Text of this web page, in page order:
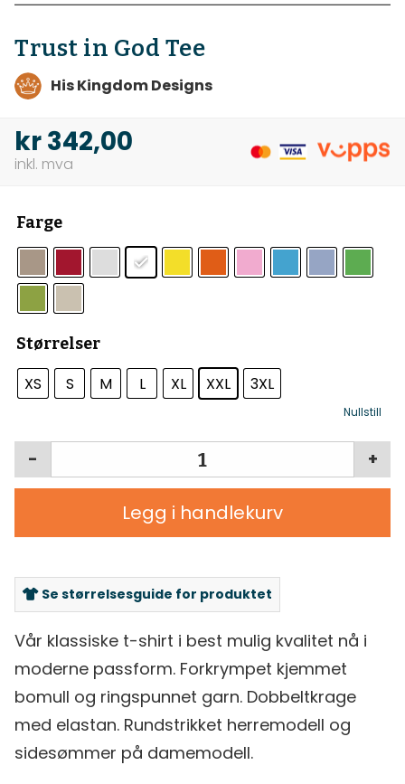
Trust in God Tee
His Kingdom Designs
kr342,00
Farge
Størrelser
XS S M L XL XXL 3XL
Nullstill
+
-
Legg i handlekurv
Se størrelsesguide for produktet
Vår klassiske t-shirt i best mulig kvalitet nå i
moderne passform. Forkrympet kjemmet
bomull og ringspunnet garn. Dobbeltkrage
med elastan. Rundstrikket herremodell og
sidesømmer på damemodell.